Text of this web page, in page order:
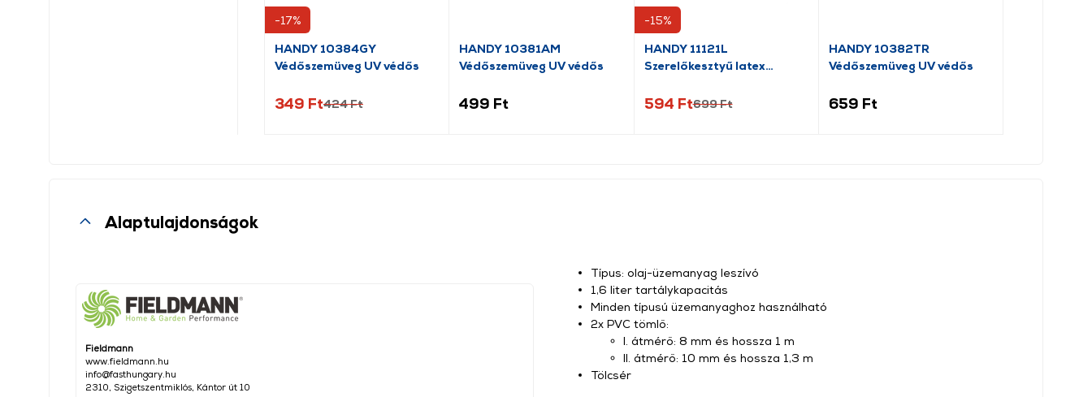
-17%
HANDY 10384GY
Védőszemüveg UV védős
349 Ft424 Ft
HANDY 10381AM
Védőszemüveg UV védős
499 Ft
-15%
HANDY 11121L
Szerelőkesztyű latex
594 Ft699 Ft
HANDY 10382TR
Védőszemüveg UV védős
659 Ft
Alaptulajdonságok
Fieldmann
www.fieldmann.hu
info@fasthungary.hu
2310, Szigetszentmiklós, Kántor út 10
Típus: olaj-üzemanyag leszívó
1,6 liter tartálykapacitás
Minden típusú üzemanyaghoz használható
2x PVC tömlő:
I. átmérő: 8 mm és hossza 1 m
II. átmérő: 10 mm és hossza 1,3 m
Tölcsér